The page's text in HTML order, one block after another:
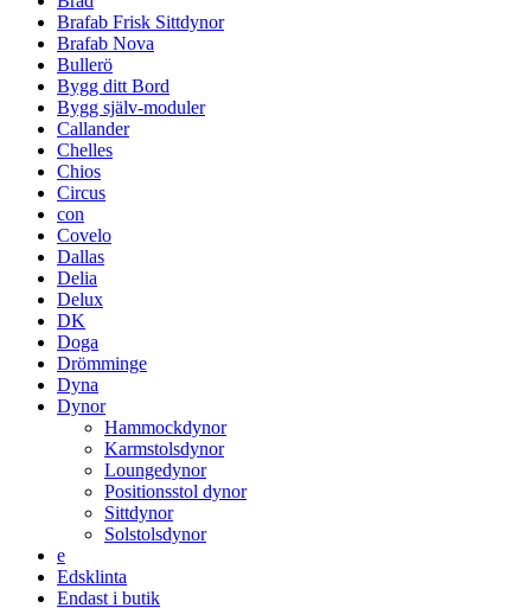
Brafab Frisk Sittdynor
Brafab Nova
Bullerö
Bygg ditt Bord
Bygg själv-moduler
Callander
Chelles
Chios
Circus
con
Covelo
Dallas
Delia
Delux
DK
Doga
Drömminge
Dyna
Dynor
Hammockdynor
Karmstolsdynor
Loungedynor
Positionsstol dynor
Sittdynor
Solstolsdynor
e
Edsklinta
Endast i butik